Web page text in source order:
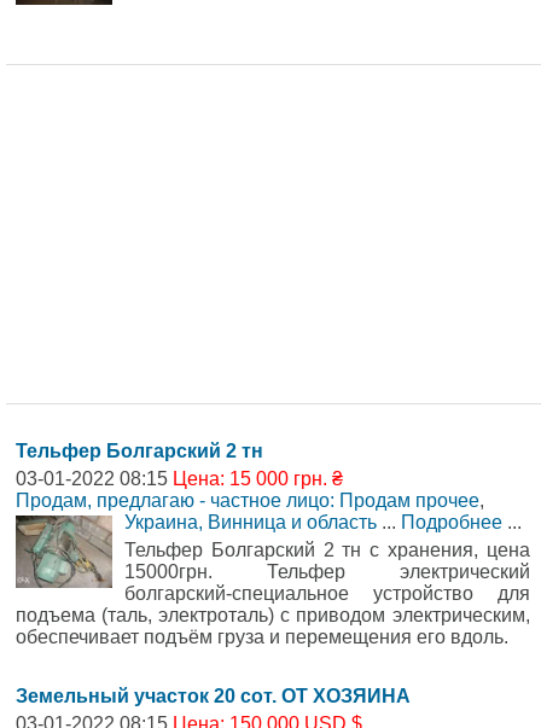
Тельфер Болгарский 2 тн
03-01-2022 08:15 Цена: 15 000 грн. ₴
Продам, предлагаю - частное лицо: Продам прочее,
Украина, Винница и область ... Подробнее ...
Тельфер Болгарский 2 тн с хранения, цена
15000грн. Тельфер электрический
болгарский-специальное устройство для
подъема (таль, электроталь) с приводом электрическим,
обеспечивает подъём груза и перемещения его вдоль.
Земельный участок 20 сот. ОТ ХОЗЯИНА
03-01-2022 08:15 Цена: 150 000 USD $